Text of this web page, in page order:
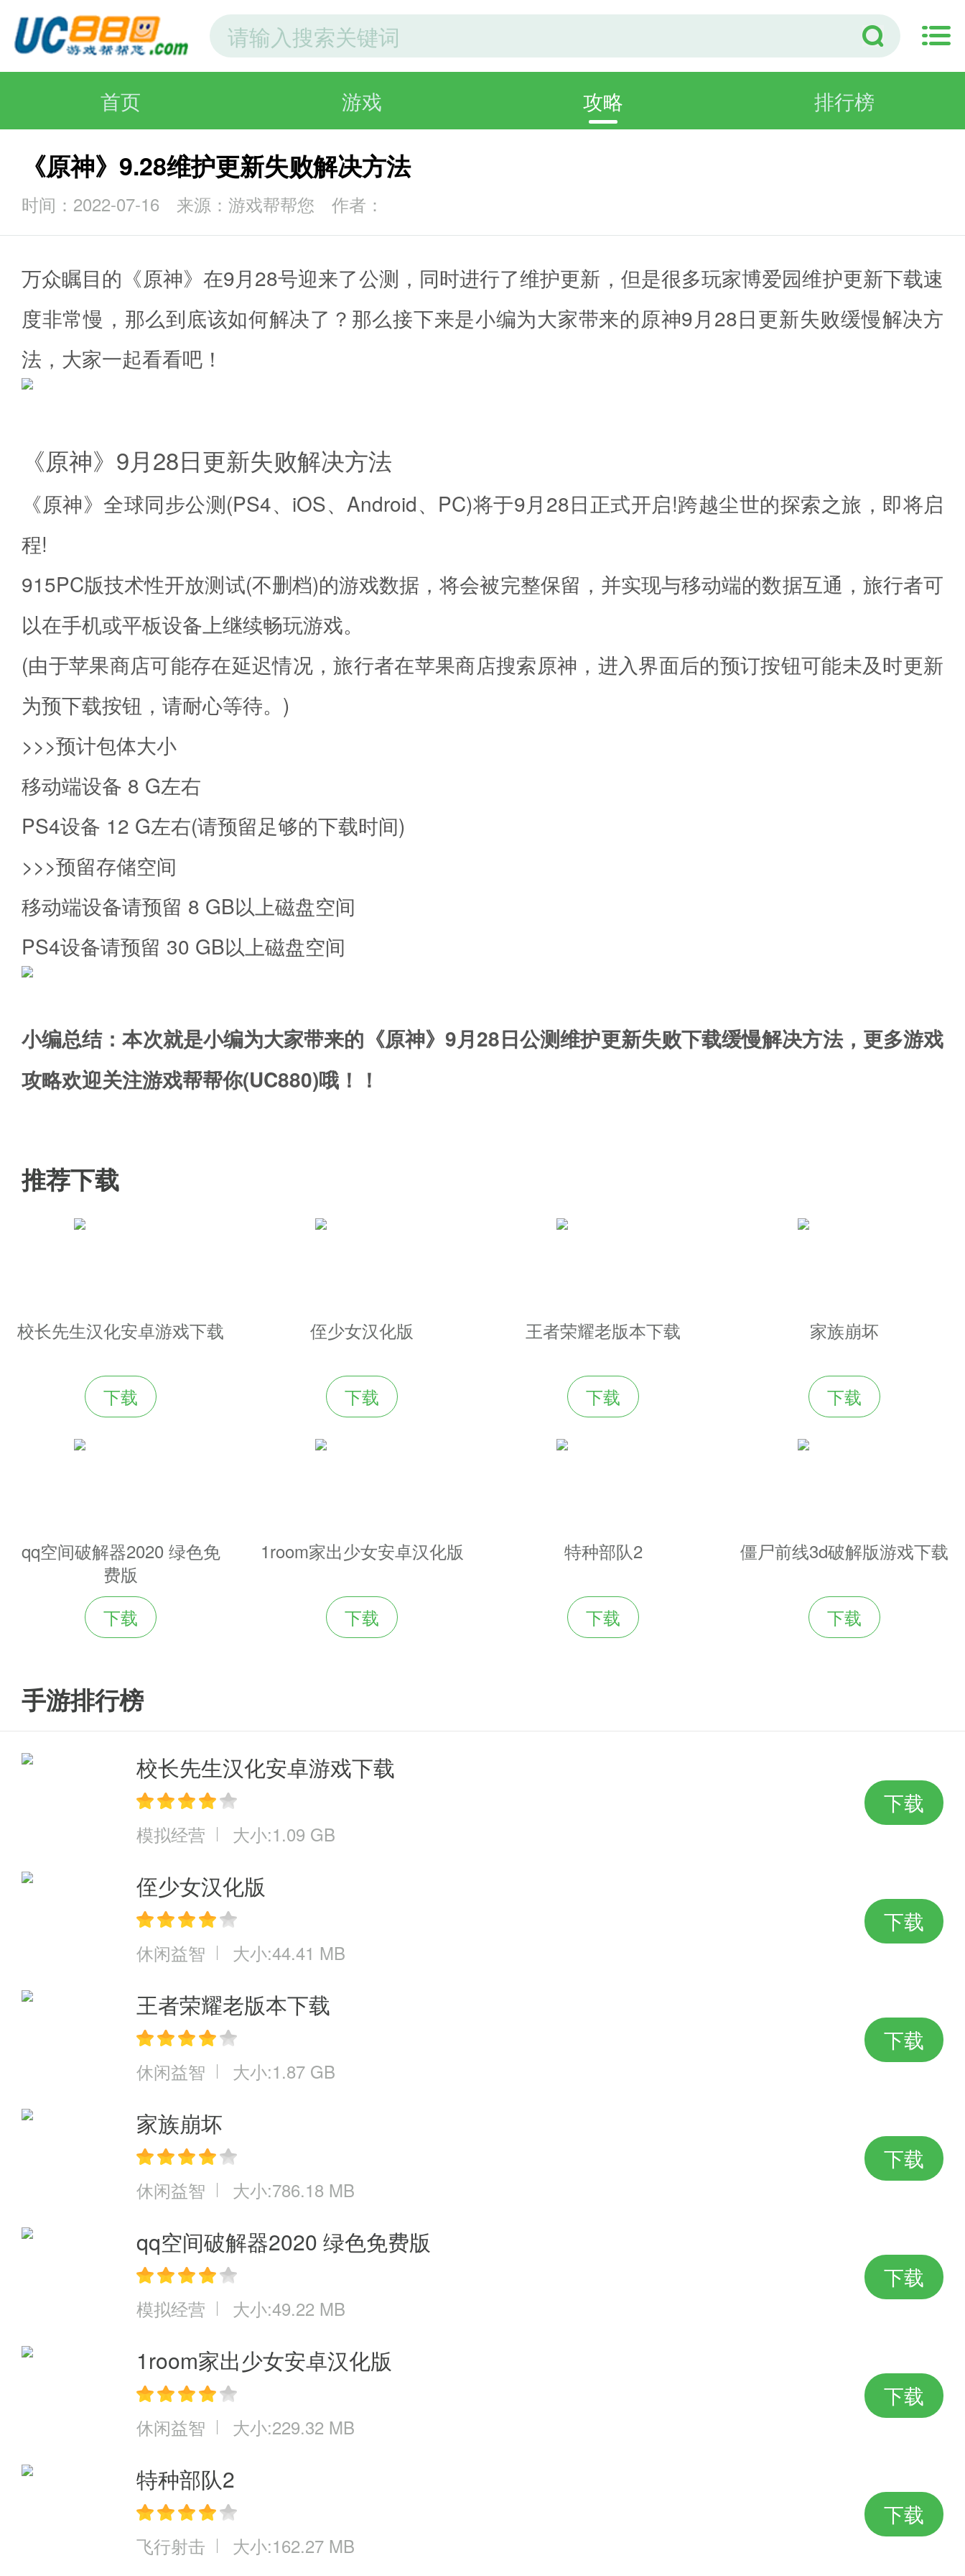
首页 游戏 攻略 排行榜
《原神》9.28维护更新失败解决方法
时间：2022-07-16 来源：游戏帮帮您 作者：
万众瞩目的《原神》在9月28号迎来了公测，同时进行了维护更新，但是很多玩家博爱园维护更新下载速
度非常慢，那么到底该如何解决了？那么接下来是小编为大家带来的原神9月28日更新失败缓慢解决方
法，大家一起看看吧！
《原神》9月28日更新失败解决方法
《原神》全球同步公测(PS4、iOS、Android、PC)将于9月28日正式开启!跨越尘世的探索之旅，即将启
程!
915PC版技术性开放测试(不删档)的游戏数据，将会被完整保留，并实现与移动端的数据互通，旅行者可
以在手机或平板设备上继续畅玩游戏。
(由于苹果商店可能存在延迟情况，旅行者在苹果商店搜索原神，进入界面后的预订按钮可能未及时更新
为预下载按钮，请耐心等待。)
>>>预计包体大小
移动端设备 8 G左右
PS4设备 12 G左右(请预留足够的下载时间)
>>>预留存储空间
移动端设备请预留 8 GB以上磁盘空间
PS4设备请预留 30 GB以上磁盘空间
小编总结：本次就是小编为大家带来的《原神》9月28日公测维护更新失败下载缓慢解决方法，更多游戏
攻略欢迎关注游戏帮帮你(UC880)哦！！
推荐下载
校长先生汉化安卓游戏下载
下载
侄少女汉化版
下载
王者荣耀老版本下载
下载
家族崩坏
下载
qq空间破解器2020 绿色免
费版
下载
1room家出少女安卓汉化版
下载
特种部队2
下载
僵尸前线3d破解版游戏下载
下载
手游排行榜
校长先生汉化安卓游戏下载
模拟经营 大小:1.09 GB
下载
侄少女汉化版
休闲益智 大小:44.41 MB
下载
王者荣耀老版本下载
休闲益智 大小:1.87 GB
下载
家族崩坏
休闲益智 大小:786.18 MB
下载
qq空间破解器2020 绿色免费版
模拟经营 大小:49.22 MB
下载
1room家出少女安卓汉化版
休闲益智 大小:229.32 MB
下载
特种部队2
飞行射击 大小:162.27 MB
下载